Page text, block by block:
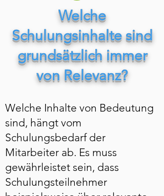
Welche
Schulungsinhalte sind
grundsätzlich immer
von Relevanz?
Welche Inhalte von Bedeutung
sind, hängt vom
Schulungsbedarf der
Mitarbeiter ab. Es muss
gewährleistet sein, dass
Schulungsteilnehmer